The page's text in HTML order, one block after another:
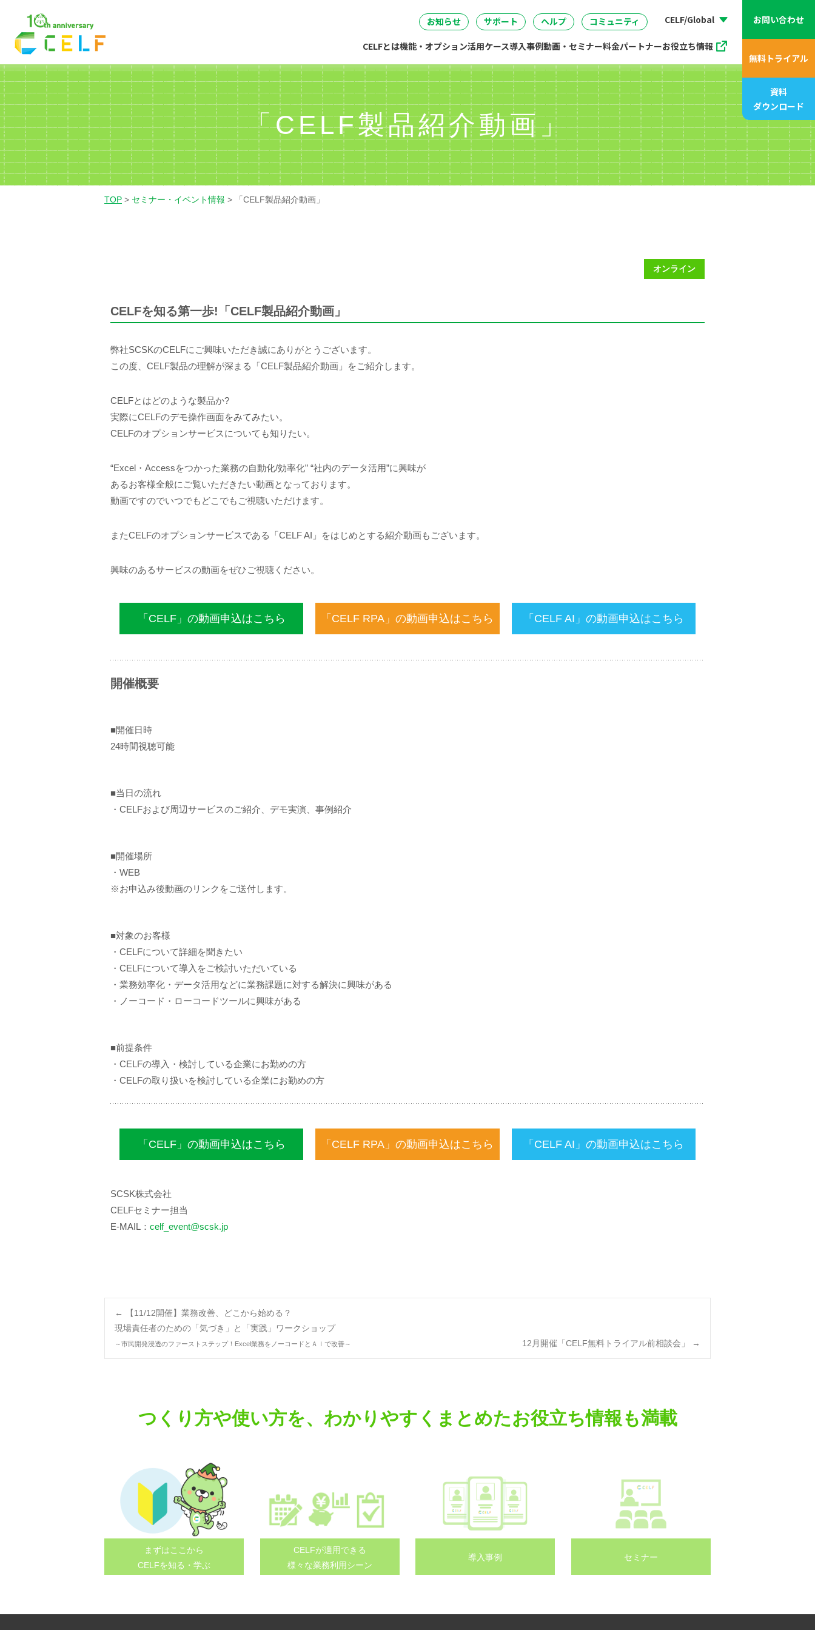
お知らせ サポート ヘルプ コミュニティ CELF/Global
CELFとは機能・オプション活用ケース
05開発・製造 06 経営管理 07企画・マーケティング
導入事例動画・セミナー
無料IT講座
料金パートナー
販売支援プログラム
お役立ち情報
お問い合わせ
無料トライアル
資料
ダウンロード
「CELF製品紹介動画」
TOP > セミナー・イベント情報 > 「CELF製品紹介動画」
オンライン
CELFを知る第一歩!「CELF製品紹介動画」
弊社SCSKのCELFにご興味いただき誠にありがとうございます。
この度、CELF製品の理解が深まる「CELF製品紹介動画」をご紹介します。
CELFとはどのような製品か?
実際にCELFのデモ操作画面をみてみたい。
CELFのオプションサービスについても知りたい。
“Excel・Accessをつかった業務の自動化/効率化” “社内のデータ活用”に興味が
あるお客様全般にご覧いただきたい動画となっております。
動画ですのでいつでもどこでもご視聴いただけます。
またCELFのオプションサービスである「CELF AI」をはじめとする紹介動画もございます。
興味のあるサービスの動画をぜひご視聴ください。
「CELF」の動画申込はこちら 「CELF RPA」の動画申込はこちら 「CELF AI」の動画申込はこちら
開催概要
■開催日時
24時間視聴可能
■当日の流れ
・CELFおよび周辺サービスのご紹介、デモ実演、事例紹介
■開催場所
・WEB
※お申込み後動画のリンクをご送付します。
■対象のお客様
・CELFについて詳細を聞きたい
・CELFについて導入をご検討いただいている
・業務効率化・データ活用などに業務課題に対する解決に興味がある
・ノーコード・ローコードツールに興味がある
■前提条件
・CELFの導入・検討している企業にお勤めの方
・CELFの取り扱いを検討している企業にお勤めの方
「CELF」の動画申込はこちら 「CELF RPA」の動画申込はこちら 「CELF AI」の動画申込はこちら
SCSK株式会社
CELFセミナー担当
E-MAIL： celf_event@scsk.jp
Post
navigation
←
【11/12開催】業務改善、どこから始める？
現場責任者のための「気づき」と「実践」ワークショップ
～市民開発浸透のファーストステップ！Excel業務をノーコードとＡＩで改善～ 12月開催「CELF無料トライアル前相談会」 →
つくり方や使い方を、わかりやすくまとめたお役立ち情報も満載
まずはここから
CELFを知る・学ぶ
CELFが適用できる
様々な業務利用シーン
導入事例 セミナー